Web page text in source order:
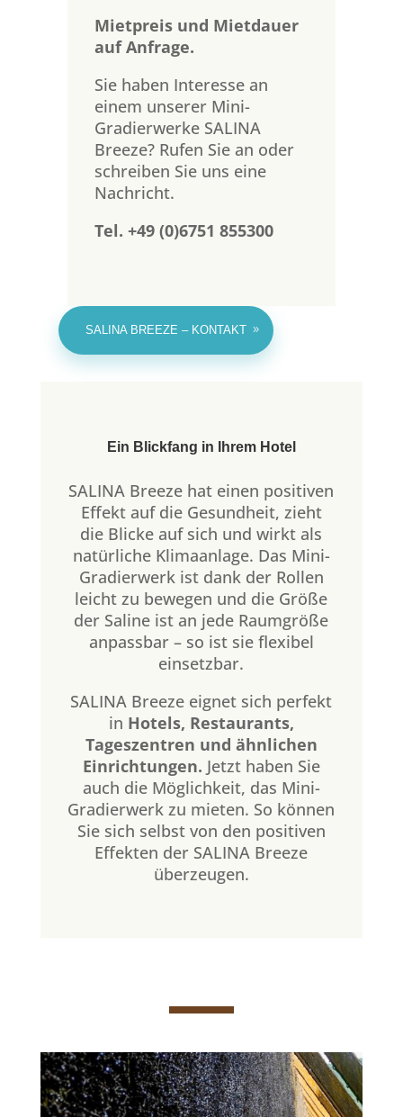
Mietpreis und Mietdauer
auf Anfrage.
Sie haben Interesse an
einem unserer Mini-
Gradierwerke SALINA
Breeze? Rufen Sie an oder
schreiben Sie uns eine
Nachricht.
Tel. +49 (0)6751 855300
SALINA BREEZE – KONTAKT
Ein Blickfang in Ihrem Hotel
SALINA Breeze hat einen positiven
Effekt auf die Gesundheit, zieht
die Blicke auf sich und wirkt als
natürliche Klimaanlage. Das Mini-
Gradierwerk ist dank der Rollen
leicht zu bewegen und die Größe
der Saline ist an jede Raumgröße
anpassbar – so ist sie flexibel
einsetzbar.
SALINA Breeze eignet sich perfekt
in Hotels, Restaurants,
Tageszentren und ähnlichen
Einrichtungen. Jetzt haben Sie
auch die Möglichkeit, das Mini-
Gradierwerk zu mieten. So können
Sie sich selbst von den positiven
Effekten der SALINA Breeze
überzeugen.